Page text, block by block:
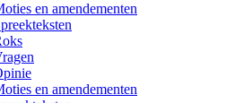
en amendementen
en amendementen